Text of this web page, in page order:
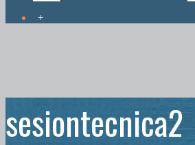
sesiontecnica2